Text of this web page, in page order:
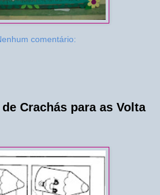
comentário:
Crachás para as Volta